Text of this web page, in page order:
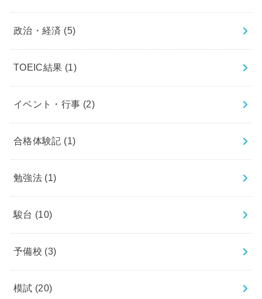
政治・経済 (5)
TOEIC結果 (1)
イベント・行事 (2)
合格体験記 (1)
勉強法 (1)
駿台 (10)
予備校 (3)
模試 (20)